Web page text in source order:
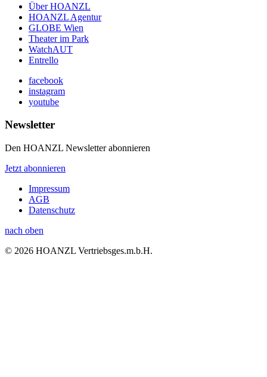
Über HOANZL
HOANZL Agentur
GLOBE Wien
Theater im Park
WatchAUT
Entrello
facebook
instagram
youtube
Newsletter
Den HOANZL Newsletter abonnieren
Jetzt abonnieren
Impressum
AGB
Datenschutz
nach oben
© 2026 HOANZL Vertriebsges.m.b.H.